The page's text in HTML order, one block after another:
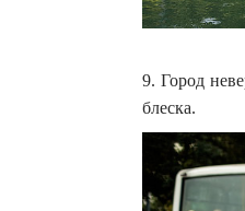
9. Город
блеска.